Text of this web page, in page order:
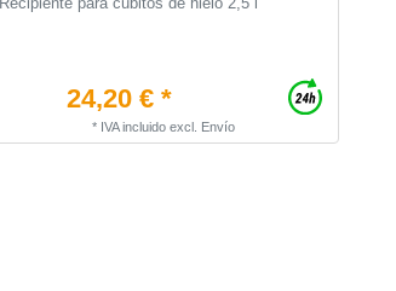
24,20 € *
* IVA incluido excl. Envío